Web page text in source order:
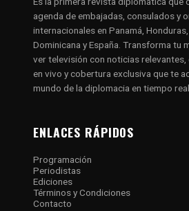
agenda de embajadas, consulados y
internacionales en Panamá,
Dominicana y España. Transforma tu
ver televisión con noticias relevantes,
en vivo y cobertura exclusiva que te
mundo de la diplomacia en tiempo
ENLACES RÁPIDOS
Programación
Periodistas
Ediciones
Términos y Condiciones
Contacto